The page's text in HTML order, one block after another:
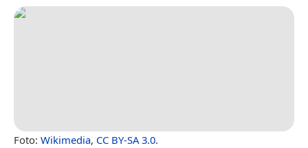
Foto: Wikimedia, CC BY-SA 3.0.